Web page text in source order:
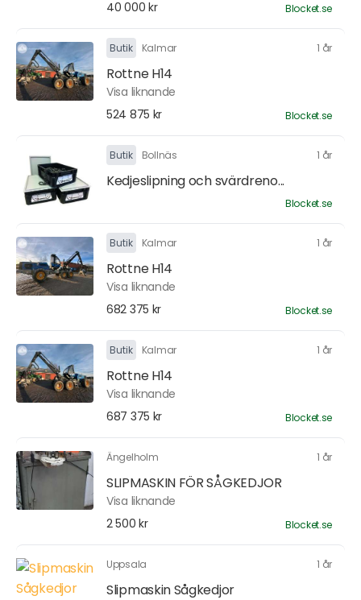
40 000 kr
Blocket.se
Butik Kalmar 1 år
Rottne H14
Visa liknande
524 875 kr
Blocket.se
Butik Bollnäs 1 år
Kedjeslipning och svärdreno...
Blocket.se
Butik Kalmar 1 år
Rottne H14
Visa liknande
682 375 kr
Blocket.se
Butik Kalmar 1 år
Rottne H14
Visa liknande
687 375 kr
Blocket.se
Ängelholm 1 år
SLIPMASKIN FÖR SÅGKEDJOR
Visa liknande
2 500 kr
Blocket.se
Uppsala 1 år
Slipmaskin Sågkedjor